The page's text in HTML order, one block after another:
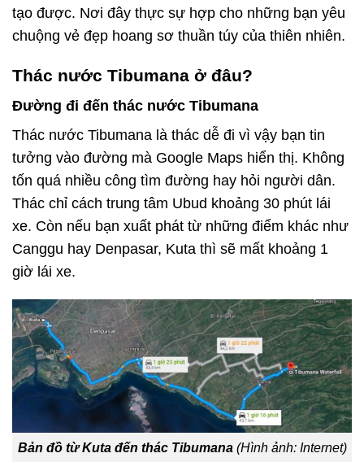
tạo được. Nơi đây thực sự hợp cho những bạn yêu
chuộng vẻ đẹp hoang sơ thuần túy của thiên nhiên.
Thác nước Tibumana ở đâu?
Đường đi đến thác nước Tibumana
Thác nước Tibumana là thác dễ đi vì vậy bạn tin
tưởng vào đường mà Google Maps hiển thị. Không
tốn quá nhiều công tìm đường hay hỏi người dân.
Thác chỉ cách trung tâm Ubud khoảng 30 phút lái
xe. Còn nếu bạn xuất phát từ những điểm khác như
Canggu hay Denpasar, Kuta thì sẽ mất khoảng 1
giờ lái xe.
Bản đồ từ Kuta đến thác Tibumana(Hình ảnh: Internet)